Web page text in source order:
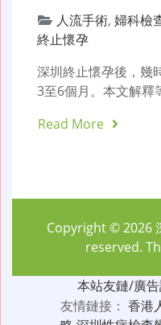
人流手術, 婦科檢
終止懷孕
深圳終止懷孕後，幾
3至6個月。本文解
Read More
Copyright © 2026
reserved.
本站友鏈/廣
友情鏈接： 香港